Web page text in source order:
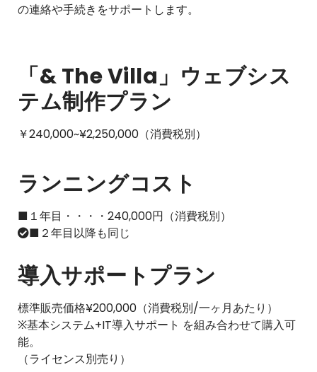
の連絡や手続きをサポートします。
「& The Villa」ウェブシス
テム制作プラン
￥240,000~¥2,250,000 （消費税別）
ランニングコスト
■１年目・・・・240,000円（消費税別）
■２年目以降も同じ
導入サポートプラン
標準販売価格¥200,000 （消費税別/一ヶ月あたり）
※基本システム+IT導入サポート を組み合わせて購入可
能。
（ライセンス別売り）